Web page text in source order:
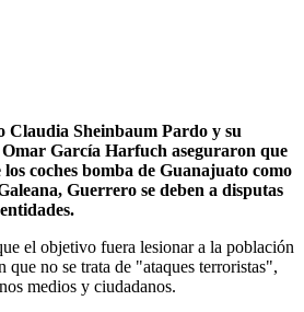
Claudia Sheinbaum Pardo y su
García Harfuch aseguraron que
los coches bomba de Guanajuato como
Guerrero se deben a disputas
el objetivo fuera lesionar a la población
que no se trata de "ataques terroristas",
medios y ciudadanos.